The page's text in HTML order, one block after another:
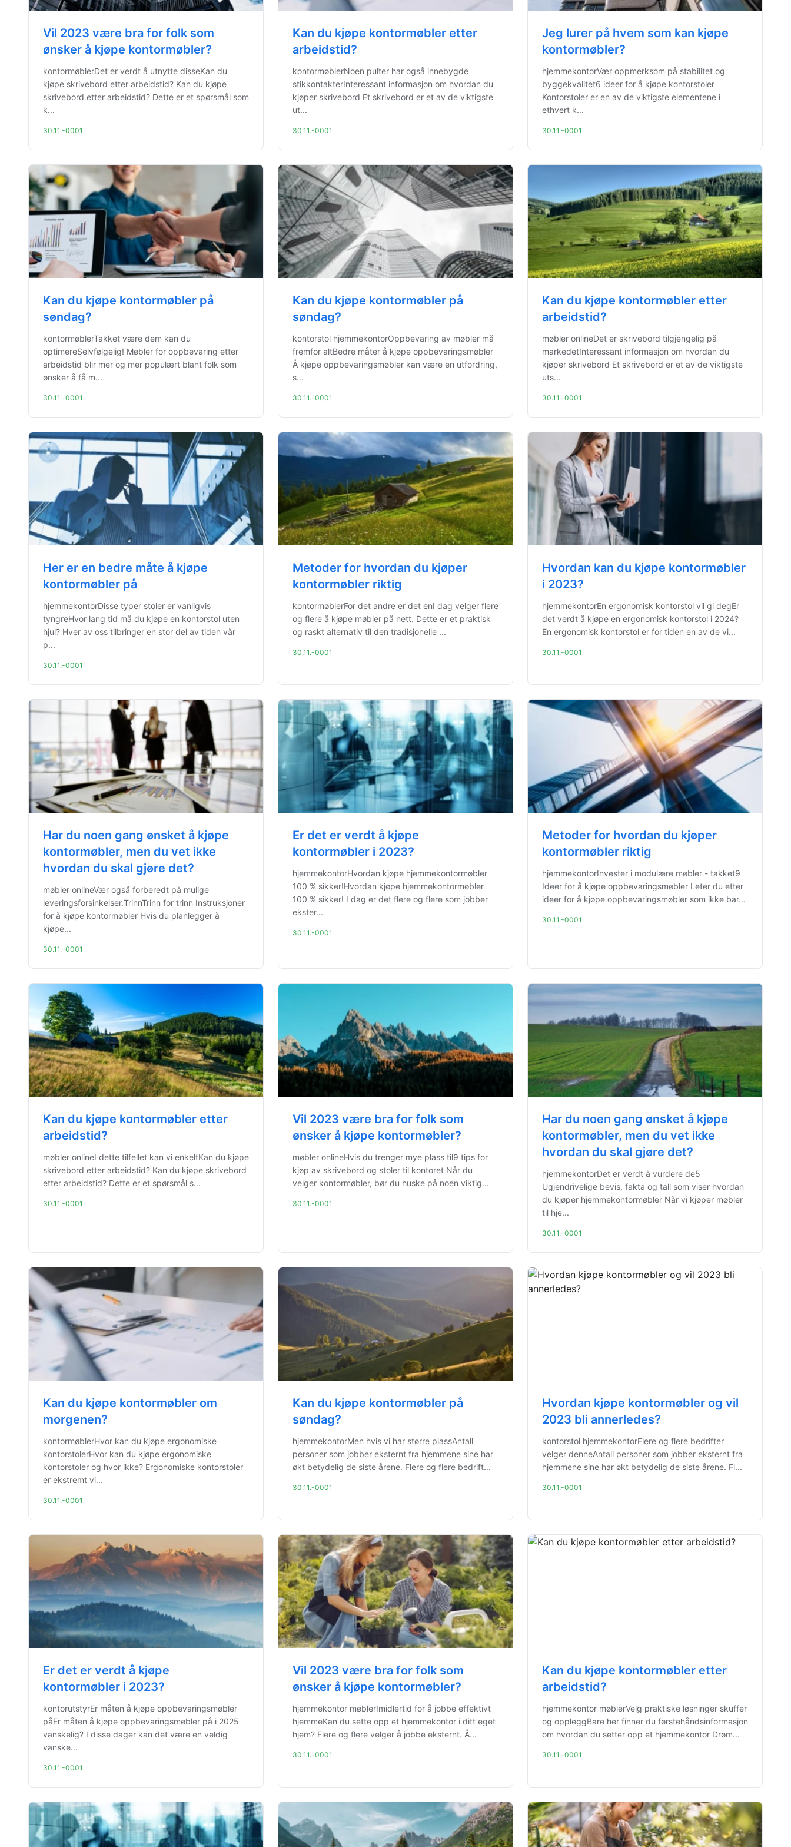
Vil 2023 være bra for folk som
ønsker å kjøpe kontormøbler?
kontormøblerDet er verdt å utnytte disseKan du
kjøpe skrivebord etter arbeidstid? Kan du kjøpe
skrivebord etter arbeidstid? Dette er et spørsmål som
k...
30.11.-0001
Kan du kjøpe kontormøbler etter
arbeidstid?
kontormøblerNoen pulter har også innebygde
stikkontakterInteressant informasjon om hvordan du
kjøper skrivebord Et skrivebord er et av de viktigste
ut...
30.11.-0001
Jeg lurer på hvem som kan kjøpe
kontormøbler?
hjemmekontorVær oppmerksom på stabilitet og
byggekvalitet6 ideer for å kjøpe kontorstoler
Kontorstoler er en av de viktigste elementene i
ethvert k...
30.11.-0001
Kan du kjøpe kontormøbler på
søndag?
kontormøblerTakket være dem kan du
optimereSelvfølgelig! Møbler for oppbevaring etter
arbeidstid blir mer og mer populært blant folk som
ønsker å få m...
30.11.-0001
Kan du kjøpe kontormøbler på
søndag?
kontorstol hjemmekontorOppbevaring av møbler må
fremfor altBedre måter å kjøpe oppbevaringsmøbler
Å kjøpe oppbevaringsmøbler kan være en utfordring,
s...
30.11.-0001
Kan du kjøpe kontormøbler etter
arbeidstid?
møbler onlineDet er skrivebord tilgjengelig på
markedetInteressant informasjon om hvordan du
kjøper skrivebord Et skrivebord er et av de viktigste
uts...
30.11.-0001
Her er en bedre måte å kjøpe
kontormøbler på
hjemmekontorDisse typer stoler er vanligvis
tyngreHvor lang tid må du kjøpe en kontorstol uten
hjul? Hver av oss tilbringer en stor del av tiden vår
p...
30.11.-0001
Metoder for hvordan du kjøper
kontormøbler riktig
kontormøblerFor det andre er det enI dag velger flere
og flere å kjøpe møbler på nett. Dette er et praktisk
og raskt alternativ til den tradisjonelle ...
30.11.-0001
Hvordan kan du kjøpe kontormøbler
i 2023?
hjemmekontorEn ergonomisk kontorstol vil gi degEr
det verdt å kjøpe en ergonomisk kontorstol i 2024?
En ergonomisk kontorstol er for tiden en av de vi...
30.11.-0001
Har du noen gang ønsket å kjøpe
kontormøbler, men du vet ikke
hvordan du skal gjøre det?
møbler onlineVær også forberedt på mulige
leveringsforsinkelser.TrinnTrinn for trinn Instruksjoner
for å kjøpe kontormøbler Hvis du planlegger å
kjøpe...
30.11.-0001
Er det er verdt å kjøpe
kontormøbler i 2023?
hjemmekontorHvordan kjøpe hjemmekontormøbler
100 % sikker!Hvordan kjøpe hjemmekontormøbler
100 % sikker! I dag er det flere og flere som jobber
ekster...
30.11.-0001
Metoder for hvordan du kjøper
kontormøbler riktig
hjemmekontorInvester i modulære møbler - takket9
Ideer for å kjøpe oppbevaringsmøbler Leter du etter
ideer for å kjøpe oppbevaringsmøbler som ikke bar...
30.11.-0001
Kan du kjøpe kontormøbler etter
arbeidstid?
møbler onlineI dette tilfellet kan vi enkeltKan du kjøpe
skrivebord etter arbeidstid? Kan du kjøpe skrivebord
etter arbeidstid? Dette er et spørsmål s...
30.11.-0001
Vil 2023 være bra for folk som
ønsker å kjøpe kontormøbler?
møbler onlineHvis du trenger mye plass til9 tips for
kjøp av skrivebord og stoler til kontoret Når du
velger kontormøbler, bør du huske på noen viktig...
30.11.-0001
Har du noen gang ønsket å kjøpe
kontormøbler, men du vet ikke
hvordan du skal gjøre det?
hjemmekontorDet er verdt å vurdere de5
Ugjendrivelige bevis, fakta og tall som viser hvordan
du kjøper hjemmekontormøbler Når vi kjøper møbler
til hje...
30.11.-0001
Kan du kjøpe kontormøbler om
morgenen?
kontormøblerHvor kan du kjøpe ergonomiske
kontorstolerHvor kan du kjøpe ergonomiske
kontorstoler og hvor ikke? Ergonomiske kontorstoler
er ekstremt vi...
30.11.-0001
Kan du kjøpe kontormøbler på
søndag?
hjemmekontorMen hvis vi har større plassAntall
personer som jobber eksternt fra hjemmene sine har
økt betydelig de siste årene. Flere og flere bedrift...
30.11.-0001
Hvordan kjøpe kontormøbler og vil
2023 bli annerledes?
kontorstol hjemmekontorFlere og flere bedrifter
velger denneAntall personer som jobber eksternt fra
hjemmene sine har økt betydelig de siste årene. Fl...
30.11.-0001
Er det er verdt å kjøpe
kontormøbler i 2023?
kontorutstyrEr måten å kjøpe oppbevaringsmøbler
påEr måten å kjøpe oppbevaringsmøbler på i 2025
vanskelig? I disse dager kan det være en veldig
vanske...
30.11.-0001
Vil 2023 være bra for folk som
ønsker å kjøpe kontormøbler?
hjemmekontor møblerImidlertid for å jobbe effektivt
hjemmeKan du sette opp et hjemmekontor i ditt eget
hjem? Flere og flere velger å jobbe eksternt. Å...
30.11.-0001
Kan du kjøpe kontormøbler etter
arbeidstid?
hjemmekontor møblerVelg praktiske løsninger skuffer
og oppleggBare her finner du førstehåndsinformasjon
om hvordan du setter opp et hjemmekontor Drøm...
30.11.-0001